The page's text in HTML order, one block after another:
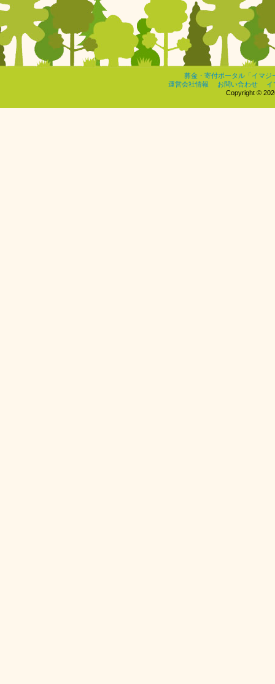
募金・寄付ポータル「イマジ
運営会社情報
お問い合わせ
イ
Copyright ©